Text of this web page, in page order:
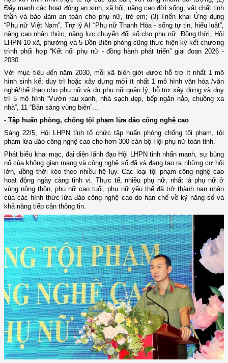
Đẩy mạnh các hoạt động an sinh, xã hội, nâng cao đời sống, vật chất tinh
thần và bảo đảm an toàn cho phụ nữ, trẻ em; (3) Triển khai Ứng dụng
“Phụ nữ Việt Nam”, Trợ lý AI “Phụ nữ Thanh Hóa - sống tự tin, hiểu luật”,
nâng cao nhận thức, năng lực chuyển đổi số cho phụ nữ. Đồng thời, Hội
LHPN 10 xã, phường và 5 Đồn Biên phòngcũng thực hiện ký kếtchương
trình phối hợp “Kết nối phụ nữ -đồng hành phát triển” giai đoạn 2026 -
2030
Với mục tiêu đến năm 2030, mỗi xã biên giới được hỗ trợ ít nhất 1 mô
hình sinh kế; duy trì hoặc xây dựng mới ít nhất 1 mô hình văn hóa /văn
nghệ/thể thao cho phụ nữ và do phụ nữ quản lý; hỗ trợ xây dựng và duy
trì 5 mô hình “Vườn rau xanh, nhà sạch đẹp, bếp ngăn nắp, chuồng xa
nhà”, 11 “Bản sáng vùng biên”...
- Tập huấn phòng, chống tội phạm lừa đảo công nghệ cao
Sáng 22/5, Hội LHPN tỉnh tổ chức tập huấn phòng chống tội phạm, tội
phạm lừa đảo công nghệ cao cho hơn 300 cán bộ Hội phụ nữ toàn tỉnh.
Phát biểu khai mạc, đại diện lãnh đạo Hội LHPN tỉnh nhấn mạnh , sự bùng
nổ của không gian mạng và công nghệ số đã và đang tạo ra những cơ hội
lớn, đồng thời kéo theo nhiều hệ lụy. Các loại tội phạm công nghệ cao
hoạt động ngày càng tinh vi. Thực tế, nhiều phụ nữ, nhất là phụ nữ ở
vùng nông thôn, phụ nữ cao tuổi, phụ nữ yếu thế đã trở thành nạn nhân
của các hình thức lừa đảo công nghệ cao do hạn chế về kỹ năng số và
khả năng tiếp cận thông tin.